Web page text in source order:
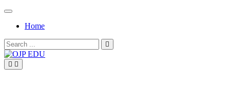
Skip
contentHome
Search
for: